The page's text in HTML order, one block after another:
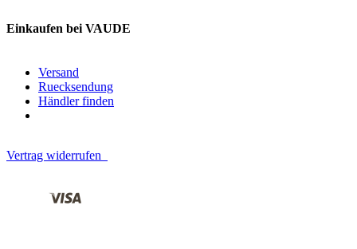
Einkaufen bei VAUDE
Versand
Ruecksendung
Händler finden
Vertrag widerrufen